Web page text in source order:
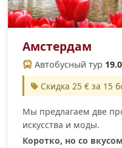
Амстердам
Автобусный тур
Скидка 25 € за 15
Мы предлагаем две
искусства и моды.
Коротко, но со